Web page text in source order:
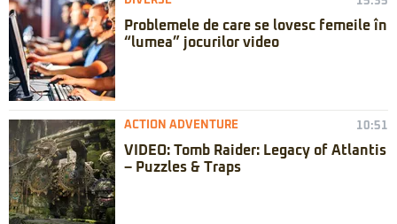
Problemele de care se lovesc femeile în
“lumea” jocurilor video
ACTION ADVENTURE 10:51
VIDEO: Tomb Raider: Legacy of Atlantis
– Puzzles & Traps